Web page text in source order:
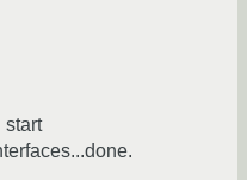
start